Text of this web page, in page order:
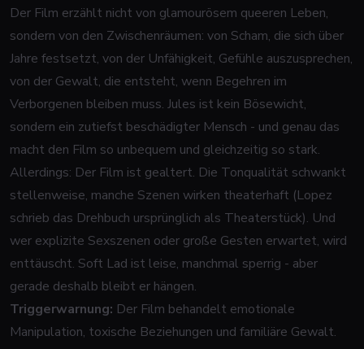
Der Film erzählt nicht von glamourösem queeren Leben,
sondern von den Zwischenräumen: von Scham, die sich über
Jahre festsetzt, von der Unfähigkeit, Gefühle auszusprechen,
von der Gewalt, die entsteht, wenn Begehren im
Verborgenen bleiben muss. Jules ist kein Bösewicht,
sondern ein zutiefst beschädigter Mensch - und genau das
macht den Film so unbequem und gleichzeitig so stark.
Allerdings: Der Film ist gealtert. Die Tonqualität schwankt
stellenweise, manche Szenen wirken theaterhaft (Lopez
schrieb das Drehbuch ursprünglich als Theaterstück). Und
wer explizite Sexszenen oder große Gesten erwartet, wird
enttäuscht. Soft Lad ist leise, manchmal sperrig - aber
gerade deshalb bleibt er hängen.
Triggerwarnung: Der Film behandelt emotionale
Manipulation, toxische Beziehungen und familiäre Gewalt.